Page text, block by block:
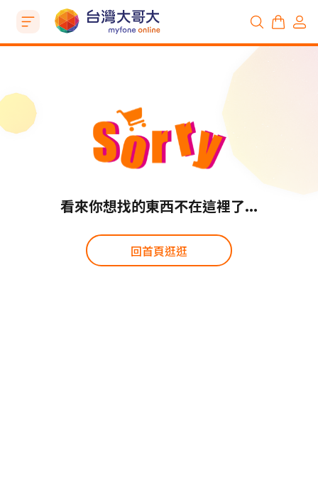
看來你想找的東西不在這裡了...
回首頁逛逛